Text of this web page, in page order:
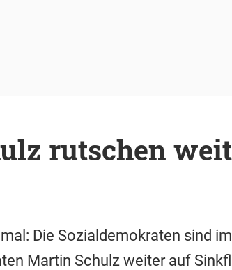
rutschen
Die Sozialdemokraten sind
Martin Schulz weiter auf